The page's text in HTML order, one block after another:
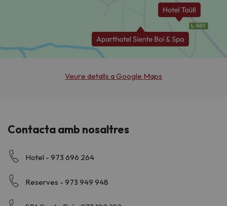
Veure detalls a Google Maps
Contacta amb nosaltres
Hotel - 973 696 264
Reserves - 973 949 948